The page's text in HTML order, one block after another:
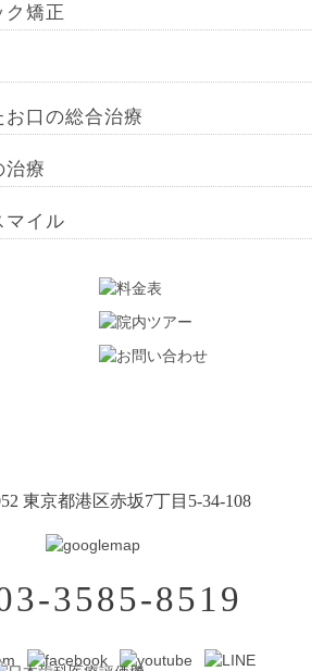
ク矯正
お口の総合治療
治療
マイル
東京都港区赤坂7丁目5-34-108
3585-8519